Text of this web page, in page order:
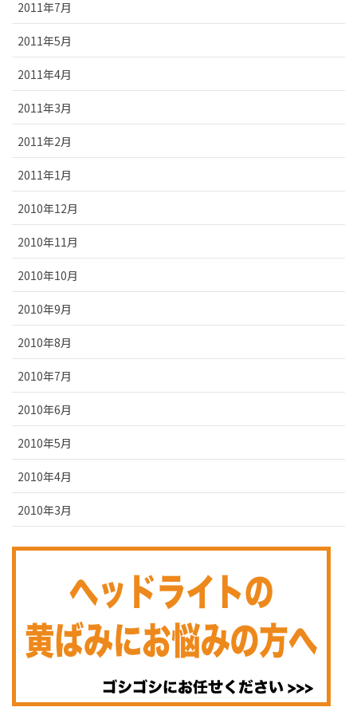
2011年7月
2011年5月
2011年4月
2011年3月
2011年2月
2011年1月
2010年12月
2010年11月
2010年10月
2010年9月
2010年8月
2010年7月
2010年6月
2010年5月
2010年4月
2010年3月